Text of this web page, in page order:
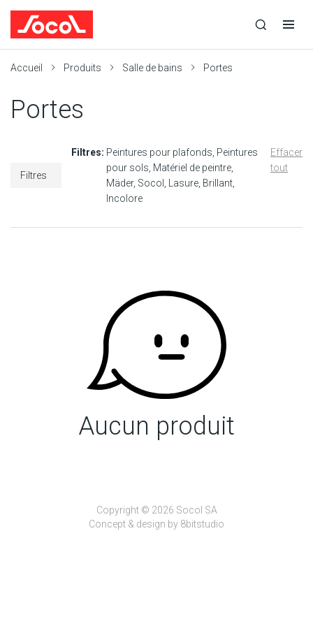
recherche
recherche
navigation
Accueil Produits Salle de bains Portes
Portes
Filtres
Filtres: Peintures pour plafonds Peintures
pour sols Matériel de peintre
Mäder Socol Lasure Brillant
Incolore
Effacer
tout
Aucun produit
Copyright © 2026 Socol SA
Concept & design by 8bitstudio